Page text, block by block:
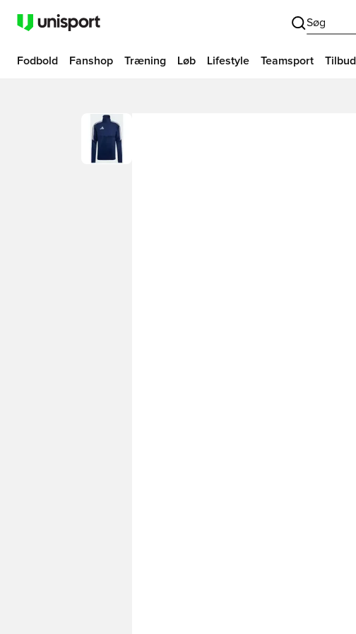
Søg
Fodbold Fanshop Træning Løb Lifestyle Teamsport Tilbud